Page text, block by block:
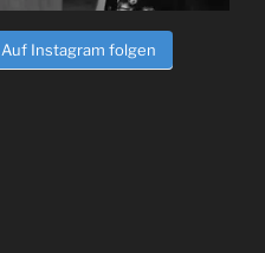
Auf Instagram folgen